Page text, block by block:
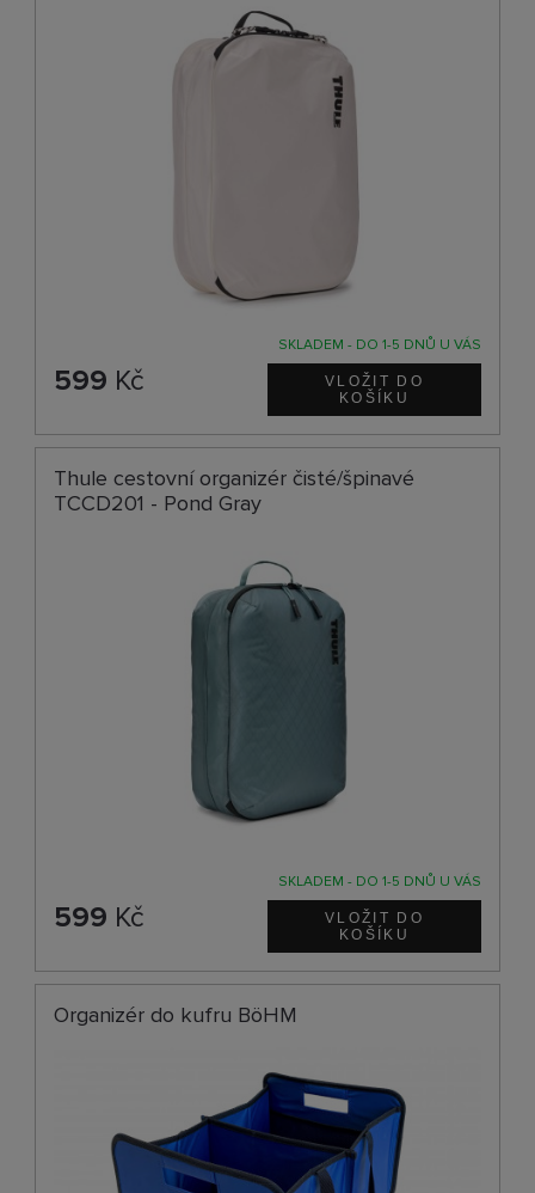
SKLADEM - DO 1-5 DNŮ U VÁS
599 Kč
Thule cestovní organizér čisté/špinavé
TCCD201 - Pond Gray
SKLADEM - DO 1-5 DNŮ U VÁS
599 Kč
Organizér do kufru BöHM